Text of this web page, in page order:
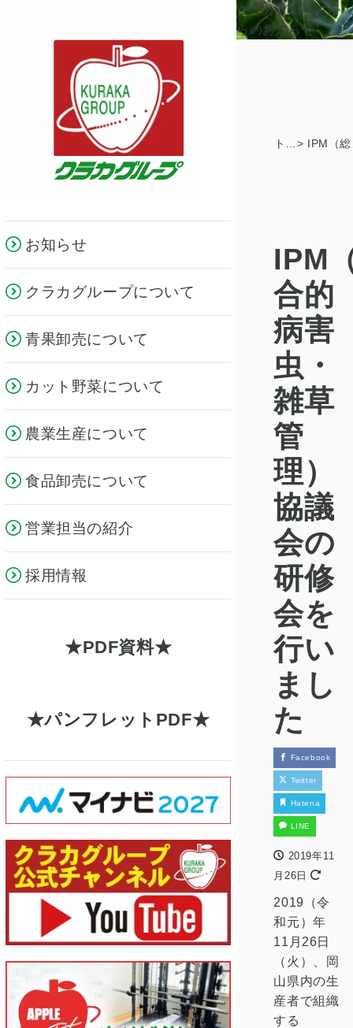
お知らせ
クラカグループについて
青果卸売について
カット野菜について
農業生産について
食品卸売について
営業担当の紹介
採用情報
PDF資料
パンフレットPDF
クラカグループか
らのお知らせ
トピックス一覧
IPM
合的
病害
虫・
雑草
管
理）
協議
会の
研修
会を
行い
まし
た
Facebook
Twitter
Hatena
LINE
2019年11
月26日
2019（令
和元）年
11月26日
（火）、岡
山県内の生
産者で組織
する